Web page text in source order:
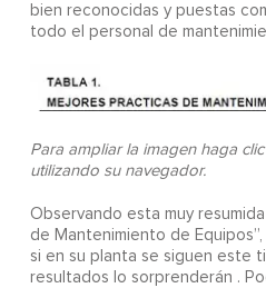
bien reconocidas y puestas
todo el personal de
Para ampliar la imagen haga
utilizando su navegador.
Observando esta muy
de Mantenimiento de
si en su planta se siguen este
resultados lo sorprenderán .